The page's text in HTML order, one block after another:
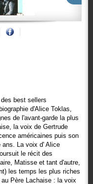
best sellers
d'Alice Toklas,
de l'avant-garde la plus
la voix de Gertrude
américaines puis son
ans. La voix d' Alice
le récit des
Matisse et tant d'autre,
les temps les plus riches
Père Lachaise : la voix